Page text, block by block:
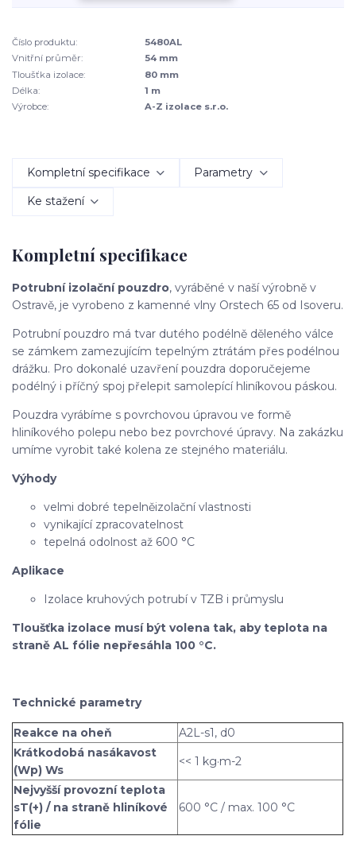
Číslo produktu:
5480AL
Vnitřní průměr:
54 mm
Tloušťka izolace:
80 mm
Délka:
1 m
Výrobce:
A-Z izolace s.r.o.
Kompletní specifikace Parametry
Ke stažení
Kompletní specifikace
Potrubní izolační pouzdro, vyráběné v naší výrobně v
Ostravě, je vyrobeno z kamenné vlny Orstech 65 od Isoveru.
Potrubní pouzdro má tvar dutého podélně děleného válce
se zámkem zamezujícím tepelným ztrátám přes podélnou
drážku. Pro dokonalé uzavření pouzdra doporučejeme
podélný i příčný spoj přelepit samolepící hliníkovou páskou.
Pouzdra vyrábíme s povrchovou úpravou ve formě
hliníkového polepu nebo bez povrchové úpravy. Na zakázku
umíme vyrobit také kolena ze stejného materiálu.
Výhody
velmi dobré tepelněizolační vlastnosti
vynikající zpracovatelnost
tepelná odolnost až 600 °C
Aplikace
Izolace kruhových potrubí v TZB i průmyslu
Tloušťka izolace musí být volena tak, aby teplota na
straně AL fólie nepřesáhla 100 °C.
Technické parametry
Reakce na oheň
A2L-s1, d0
Krátkodobá nasákavost
(Wp) Ws
<< 1 kg·m-2
Nejvyšší provozní teplota
sT(+) / na straně hliníkové
fólie
600 °C / max. 100 °C